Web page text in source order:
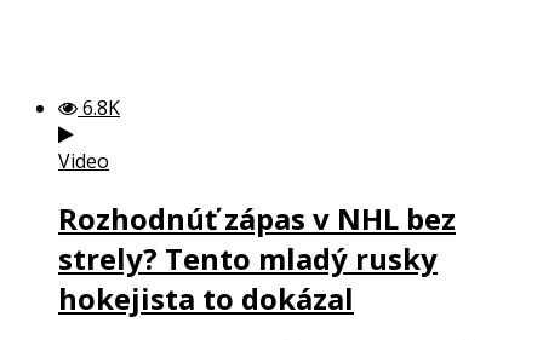
6.8K
Video
Rozhodnúť zápas v NHL bez
strely? Tento mladý rusky
hokejista to dokázal